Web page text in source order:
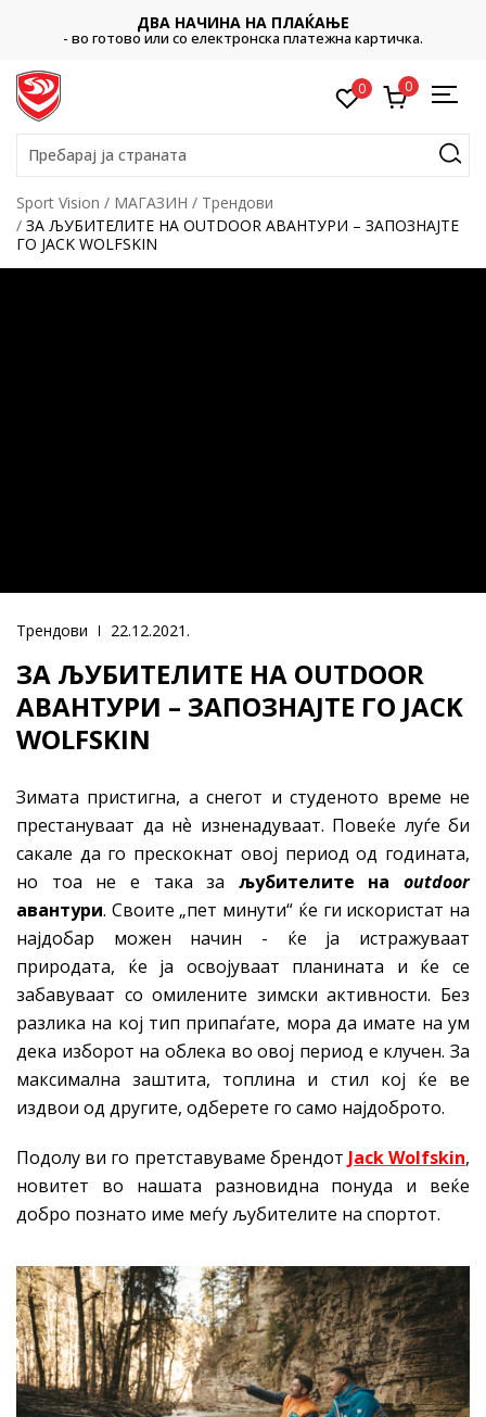
ДВА НАЧИНА НА ПЛАЌАЊЕ
- во готово или со електронска платежна картичка.
0 0
Пребарај ја страната
Sport Vision МАГАЗИН
Трендови
ЗА ЉУБИТЕЛИТЕ НА OUTDOOR АВАНТУРИ – ЗАПОЗНАЈТЕ
ГО JACK WOLFSKIN
Трендови 22.12.2021.
ЗА ЉУБИТЕЛИТЕ НА OUTDOOR
АВАНТУРИ – ЗАПОЗНАЈТЕ ГО JACK
WOLFSKIN
Зимата пристигна, а снегот и студеното време не
престануваат да нѐ изненадуваат. Повеќе луѓе би
сакале да го прескокнат овој период од годината,
но тоа не е така за љубителите на
outdoor
авантури. Своите „пет минути“ ќе ги искористат на
најдобар можен начин - ќе ја истражуваат
природата, ќе ја освојуваат планината и ќе се
забавуваат со омилените зимски активности. Без
разлика на кој тип припаѓате, мора да имате на ум
дека изборот на облека во овој период е клучен. За
максимална заштита, топлина и стил кој ќе ве
издвои од другите, одберете го само најдоброто.
Подолу ви го претставуваме брендот Jack Wolfskin,
новитет во нашата разновидна понуда и веќе
добро познато име меѓу љубителите на спортот.